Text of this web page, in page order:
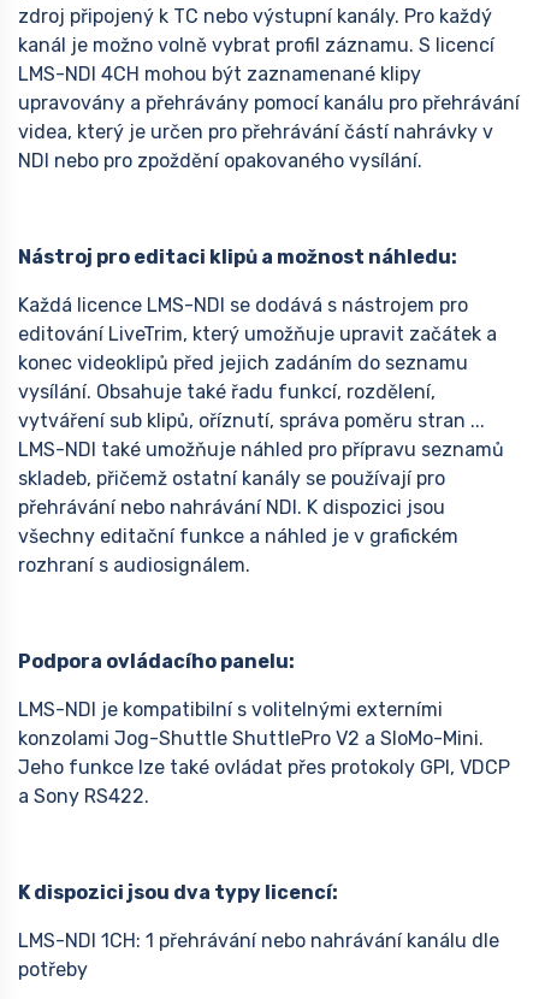
zdroj připojený k TC nebo výstupní kanály. Pro každý
kanál je možno volně vybrat profil záznamu. S licencí
LMS-NDI 4CH mohou být zaznamenané klipy
upravovány a přehrávány pomocí kanálu pro přehrávání
videa, který je určen pro přehrávání částí nahrávky v
NDI nebo pro zpoždění opakovaného vysílání.
Nástroj pro editaci klipů a možnost náhledu:
Každá licence LMS-NDI se dodává s nástrojem pro
editování LiveTrim, který umožňuje upravit začátek a
konec videoklipů před jejich zadáním do seznamu
vysílání. Obsahuje také řadu funkcí, rozdělení,
vytváření sub klipů, oříznutí, správa poměru stran ...
LMS-NDI také umožňuje náhled pro přípravu seznamů
skladeb, přičemž ostatní kanály se používají pro
přehrávání nebo nahrávání NDI. K dispozici jsou
všechny editační funkce a náhled je v grafickém
rozhraní s audiosignálem.
Podpora ovládacího panelu:
LMS-NDI je kompatibilní s volitelnými externími
konzolami Jog-Shuttle ShuttlePro V2 a SloMo-Mini.
Jeho funkce lze také ovládat přes protokoly GPI, VDCP
a Sony RS422.
K dispozici jsou dva typy licencí:
LMS-NDI 1CH: 1 přehrávání nebo nahrávání kanálu dle
potřeby